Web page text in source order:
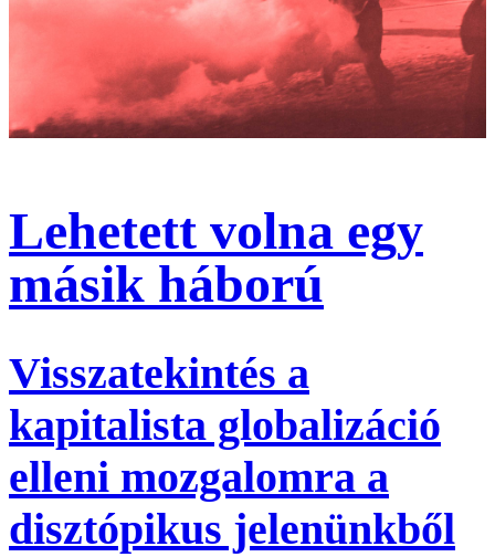
Lehetett volna egy
másik háború
Visszatekintés a
kapitalista globalizáció
elleni mozgalomra a
disztópikus jelenünkből